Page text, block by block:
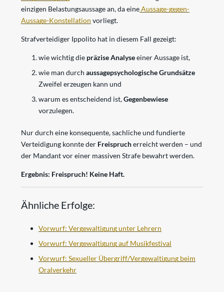
einzigen Belastungsaussage an, da eineAussage-gegen-
Aussage-Konstellation vorliegt.
Strafverteidiger Ippolito hat in diesem Fall gezeigt:
wie wichtig die präzise Analyseeiner Aussage ist,
wie man durch aussagepsychologische Grundsätze
Zweifel erzeugen kann und
warum es entscheidend ist,Gegenbewiese
vorzulegen.
Nur durch eine konsequente, sachliche und fundierte
Verteidigung konnte der Freisprucherreicht werden – und
der Mandant vor einer massiven Strafe bewahrt werden.
Ergebnis: Freispruch! Keine Haft.
Ähnliche Erfolge:
Vorwurf: Vergewaltigung unter Lehrern
Vorwurf: Vergewaltigung auf Musikfestival
Vorwurf: Sexueller Übergriff/Vergewaltigung beim
Oralverkehr